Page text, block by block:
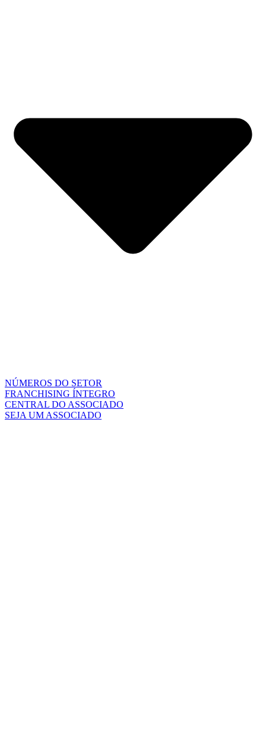
NÚMEROS DO SETOR
FRANCHISING ÍNTEGRO
CENTRAL DO ASSOCIADO
SEJA UM ASSOCIADO